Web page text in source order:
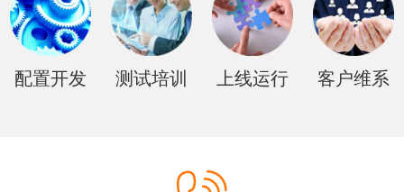
配置开发 测试培训 上线运行 客户维系